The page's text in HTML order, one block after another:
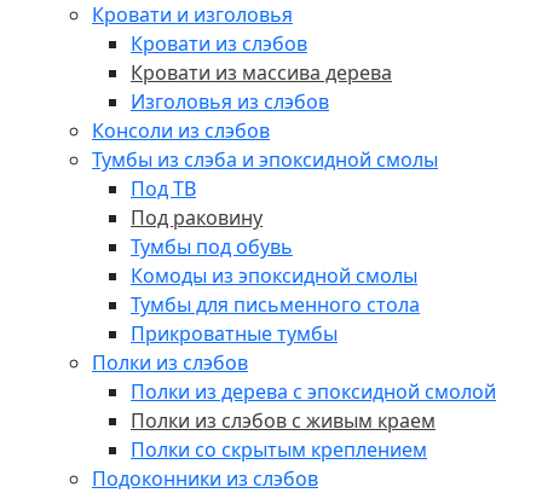
Кровати и изголовья
Кровати из слэбов
Кровати из массива дерева
Изголовья из слэбов
Консоли из слэбов
Тумбы из слэба и эпоксидной смолы
Под ТВ
Под раковину
Тумбы под обувь
Комоды из эпоксидной смолы
Тумбы для письменного стола
Прикроватные тумбы
Полки из слэбов
Полки из дерева с эпоксидной смолой
Полки из слэбов с живым краем
Полки со скрытым креплением
Подоконники из слэбов